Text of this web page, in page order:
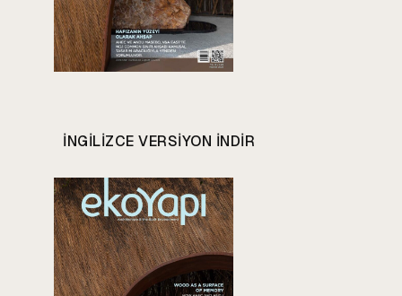
INGILIZCE VERSIYON INDIR